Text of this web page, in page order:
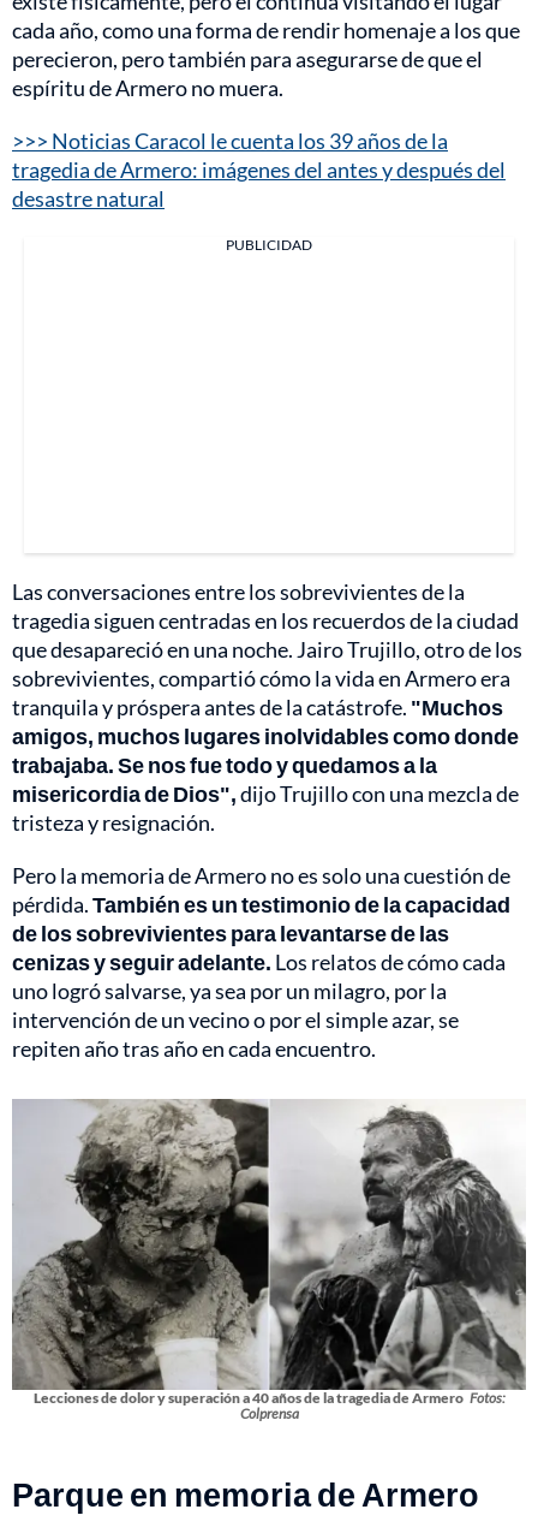
cada año, como una forma de rendir homenaje a los que
perecieron, pero también para asegurarse de que el
espíritu de Armero no muera.
>>> Noticias Caracol le cuenta los 39 años de la
tragedia de Armero: imágenes del antes y después del
desastre natural
PUBLICIDAD
Las conversaciones entre los sobrevivientes de la
tragedia siguen centradas en los recuerdos de la ciudad
que desapareció en una noche. Jairo Trujillo, otro de los
sobrevivientes, compartió cómo la vida en Armero era
tranquila y próspera antes de la catástrofe. "Muchos
amigos, muchos lugares inolvidables como donde
trabajaba. Se nos fue todo y quedamos a la
misericordia de Dios",dijo Trujillo con una mezcla de
tristeza y resignación.
Pero la memoria de Armero no es solo una cuestión de
pérdida.También es un testimonio de la capacidad
de los sobrevivientes para levantarse de las
cenizas y seguir adelante. Los relatos de cómo cada
uno logró salvarse, ya sea por un milagro, por la
intervención de un vecino o por el simple azar, se
repiten año tras año en cada encuentro.
Lecciones de dolor y superación a 40 años de la tragedia de Armero Fotos:
Colprensa
Parque en memoria de Armero